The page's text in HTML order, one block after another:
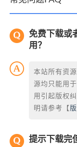
免费下载或
用？
本站所有资
源均只能用
用引起版权
明请参考【
提示下载完